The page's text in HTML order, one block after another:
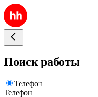
Поиск работы
Телефон
Телефон